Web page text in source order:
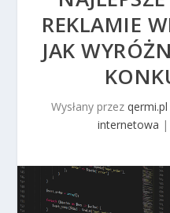
REKLAMIE
JAK
Wysłany przez qermi.pl
internetowa |